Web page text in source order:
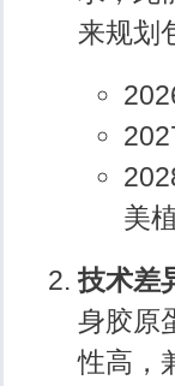
来规划
美
技术差
身胶原
性高，